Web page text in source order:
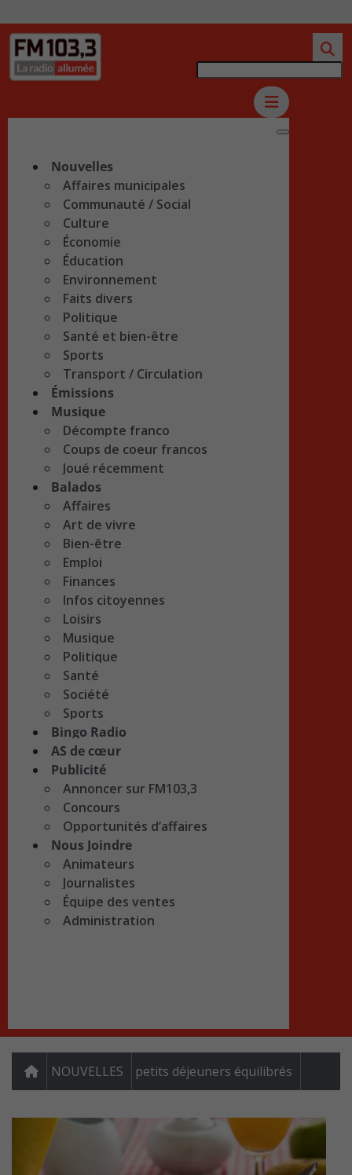
Nouvelles
Affaires municipales
Communauté / Social
Culture
Économie
Éducation
Environnement
Faits divers
Politique
Santé et bien-être
Sports
Transport / Circulation
Émissions
Musique
Décompte franco
Coups de coeur francos
Joué récemment
Balados
Affaires
Art de vivre
Bien-être
Emploi
Finances
Infos citoyennes
Loisirs
Musique
Politique
Santé
Société
Sports
Bingo Radio
AS de cœur
Publicité
Annoncer sur FM103,3
Concours
Opportunités d’affaires
Nous Joindre
Animateurs
Journalistes
Équipe des ventes
Administration
NOUVELLES petits déjeuners équilibrés